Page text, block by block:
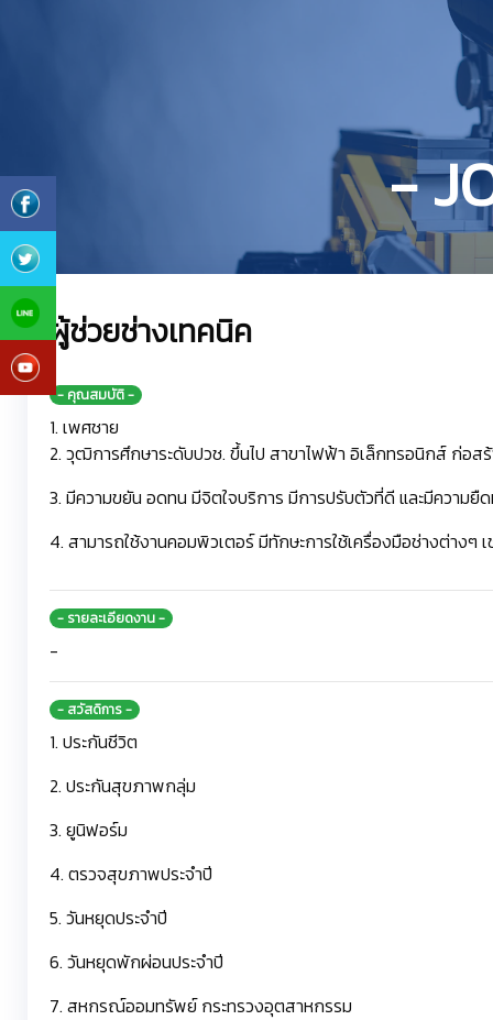
-
ผู้ช่วยช่างเทคนิค
- คุณสมบัติ -
1. เพศชาย
2. วุฒิการศึกษาระดับปวช. ขึ้นไป สาขาไฟฟ้า อิเล็กทรอนิกส์ ก่อส
3. มีความขยัน อดทน มีจิตใจบริการ มีการปรับตัวที่ดี และมีความยื
4. สามารถใช้งานคอมพิวเตอร์ มีทักษะการใช้เครื่องมือช่างต่างๆ
- รายละเอียดงาน -
-
- สวัสดิการ -
1. ประกันชีวิต
2. ประกันสุขภาพกลุ่ม
3. ยูนิฟอร์ม
4. ตรวจสุขภาพประจำปี
5. วันหยุดประจำปี
6. วันหยุดพักผ่อนประจำปี
7. สหกรณ์ออมทรัพย์ กระทรวงอุตสาหกรรม